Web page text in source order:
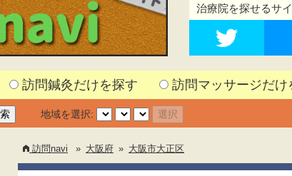
治療院を探せるサ
訪問鍼灸だけを探す 訪問マッサージだけ
地域を選択:
訪問navi » 大阪府 » 大阪市大正区